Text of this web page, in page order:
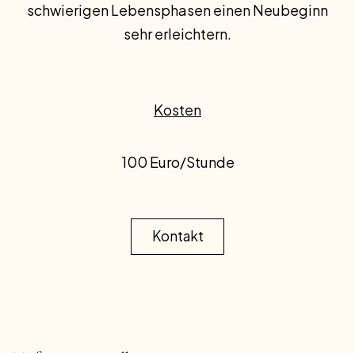
schwierigen Lebensphasen einen Neubeginn
sehr erleichtern.
Kosten
100 Euro/Stunde
Kontakt